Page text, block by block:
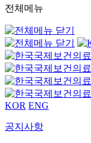
전체메뉴
KOR ENG
공지사항